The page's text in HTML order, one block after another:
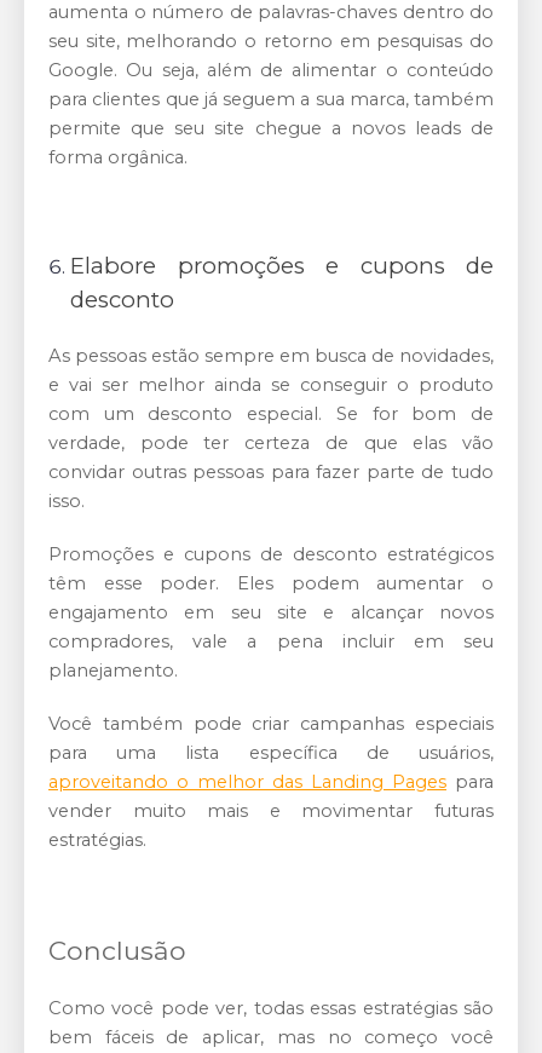
aumenta o número de palavras-chaves dentro do
seu site, melhorando o retorno em pesquisas do
Google. Ou seja, além de alimentar o conteúdo
para clientes que já seguem a sua marca, também
permite que seu site chegue a novos leads de
forma orgânica.
Elabore promoções e cupons de
desconto
As pessoas estão sempre em busca de novidades,
e vai ser melhor ainda se conseguir o produto
com um desconto especial. Se for bom de
verdade, pode ter certeza de que elas vão
convidar outras pessoas para fazer parte de tudo
isso.
Promoções e cupons de desconto estratégicos
têm esse poder. Eles podem aumentar o
engajamento em seu site e alcançar novos
compradores, vale a pena incluir em seu
planejamento.
Você também pode criar campanhas especiais
para uma lista específica de usuários,
aproveitando o melhor das Landing Pages para
vender muito mais e movimentar futuras
estratégias.
Conclusão
Como você pode ver, todas essas estratégias são
bem fáceis de aplicar, mas no começo você